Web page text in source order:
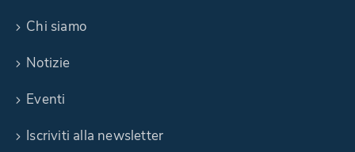
Chi siamo
Notizie
Eventi
Iscriviti alla newsletter